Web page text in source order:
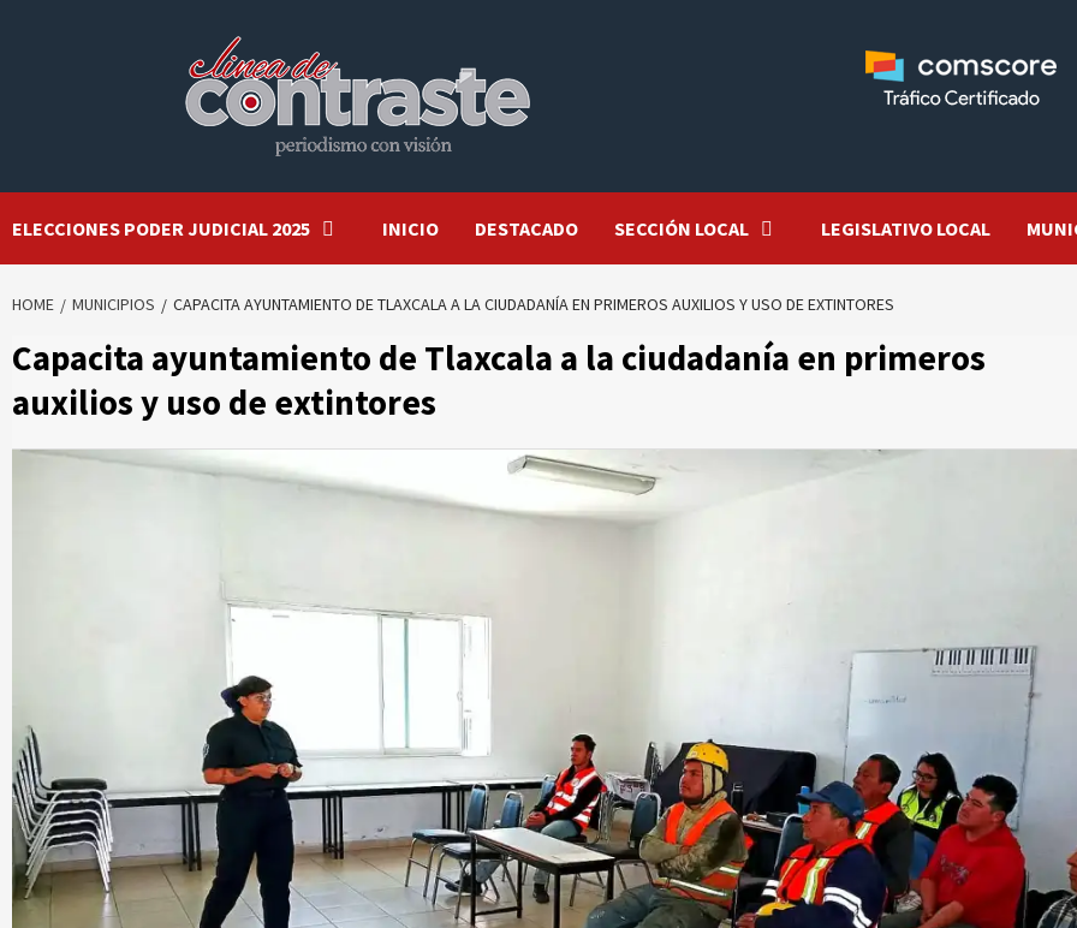
ELECCIONES PODER JUDICIAL 2025 INICIO DESTACADO SECCIÓN LOCAL LEGISLATIVO LOCAL
HOME MUNICIPIOS CAPACITA AYUNTAMIENTO DE TLAXCALA A LA CIUDADANÍA EN PRIMEROS AUXILIOS Y USO DE EXTINTORES
Capacita ayuntamiento de Tlaxcala a la ciudadanía en primeros
auxilios y uso de extintores